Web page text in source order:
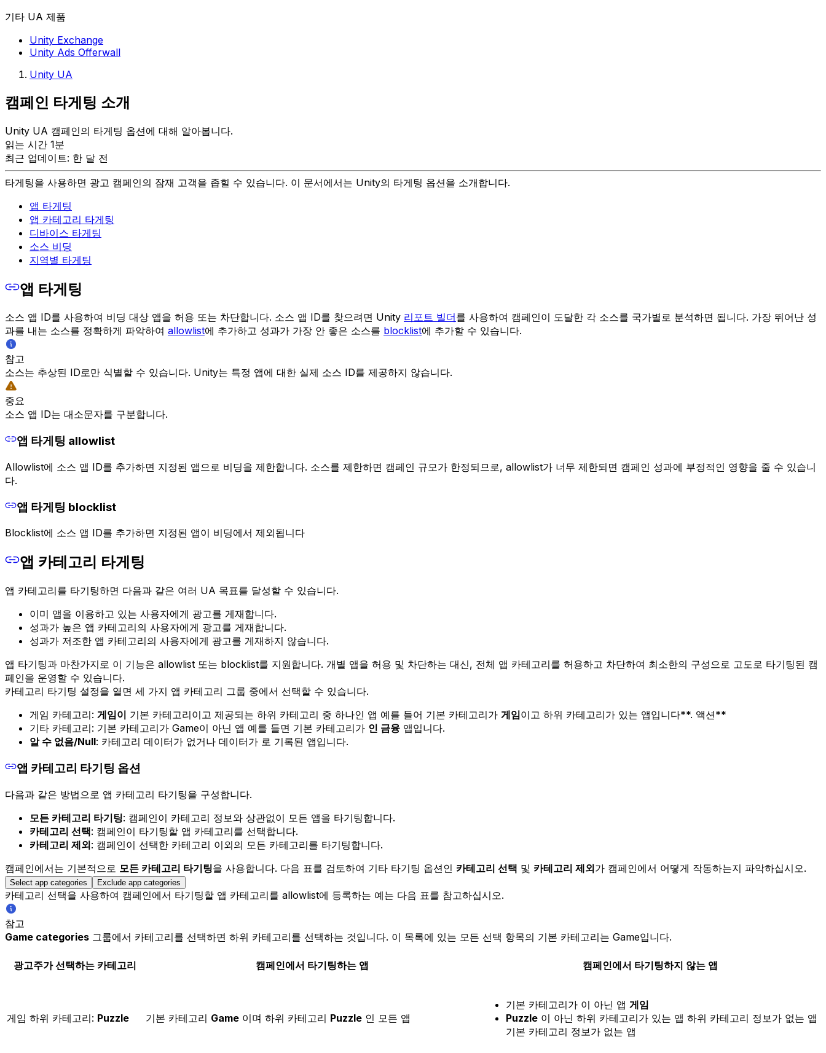
기타 UA 제품
Unity Exchange
Unity Ads Offerwall
Unity UA
캠페인 타게팅 소개
Unity UA 캠페인의 타게팅 옵션에 대해 알아봅니다.
읽는 시간 1분
최근 업데이트: 한 달 전
타게팅을 사용하면 광고 캠페인의 잠재 고객을 좁힐 수 있습니다. 이 문서에서는 Unity의 타게팅 옵션을 소개합니다.
앱 타게팅
앱 카테고리 타게팅
디바이스 타게팅
소스 비딩
지역별 타게팅
앱 타게팅
소스 앱 ID를 사용하여 비딩 대상 앱을 허용 또는 차단합니다. 소스 앱 ID를 찾으려면 Unity 리포트 빌더를 사용하여 캠페인이 도달한 각 소스를 국가별로 분석하면 됩니다. 가장 뛰어난 성
과를 내는 소스를 정확하게 파악하여 allowlist에 추가하고 성과가 가장 안 좋은 소스를 blocklist에 추가할 수 있습니다.
참고
소스는 추상된 ID로만 식별할 수 있습니다. Unity는 특정 앱에 대한 실제 소스 ID를 제공하지 않습니다.
중요
소스 앱 ID는 대소문자를 구분합니다.
앱 타게팅 allowlist
Allowlist에 소스 앱 ID를 추가하면 지정된 앱으로 비딩을 제한합니다. 소스를 제한하면 캠페인 규모가 한정되므로, allowlist가 너무 제한되면 캠페인 성과에 부정적인 영향을 줄 수 있습니
다.
앱 타게팅 blocklist
Blocklist에 소스 앱 ID를 추가하면 지정된 앱이 비딩에서 제외됩니다
앱 카테고리 타게팅
앱 카테고리를 타기팅하면 다음과 같은 여러 UA 목표를 달성할 수 있습니다.
이미 앱을 이용하고 있는 사용자에게 광고를 게재합니다.
성과가 높은 앱 카테고리의 사용자에게 광고를 게재합니다.
성과가 저조한 앱 카테고리의 사용자에게 광고를 게재하지 않습니다.
앱 타기팅과 마찬가지로 이 기능은 allowlist 또는 blocklist를 지원합니다. 개별 앱을 허용 및 차단하는 대신, 전체 앱 카테고리를 허용하고 차단하여 최소한의 구성으로 고도로 타기팅된 캠
페인을 운영할 수 있습니다.
카테고리 타기팅 설정을 열면 세 가지 앱 카테고리 그룹 중에서 선택할 수 있습니다.
게임 카테고리: 게임이 기본 카테고리이고 제공되는 하위 카테고리 중 하나인 앱 예를 들어 기본 카테고리가 게임이고 하위 카테고리가 있는 앱입니다**. 액션**
기타 카테고리: 기본 카테고리가 Game이 아닌 앱 예를 들면 기본 카테고리가 인 금융 앱입니다.
알 수 없음/Null: 카테고리 데이터가 없거나 데이터가 로 기록된 앱입니다.
앱 카테고리 타기팅 옵션
다음과 같은 방법으로 앱 카테고리 타기팅을 구성합니다.
모든 카테고리 타기팅: 캠페인이 카테고리 정보와 상관없이 모든 앱을 타기팅합니다.
카테고리 선택: 캠페인이 타기팅할 앱 카테고리를 선택합니다.
카테고리 제외: 캠페인이 선택한 카테고리 이외의 모든 카테고리를 타기팅합니다.
캠페인에서는 기본적으로 모든 카테고리 타기팅을 사용합니다. 다음 표를 검토하여 기타 타기팅 옵션인 카테고리 선택 및 카테고리 제외가 캠페인에서 어떻게 작동하는지 파악하십시오.
Select app categories Exclude app categories
카테고리 선택을 사용하여 캠페인에서 타기팅할 앱 카테고리를 allowlist에 등록하는 예는 다음 표를 참고하십시오.
참고
Game categories 그룹에서 카테고리를 선택하면 하위 카테고리를 선택하는 것입니다. 이 목록에 있는 모든 선택 항목의 기본 카테고리는 Game입니다.
광고주가 선택하는 카테고리 캠페인에서 타기팅하는 앱 캠페인에서 타기팅하지 않는 앱
게임 하위 카테고리: Puzzle 기본 카테고리 Game 이며 하위 카테고리 Puzzle 인 모든 앱
기본 카테고리가 이 아닌 앱 게임
Puzzle 이 아닌 하위 카테고리가 있는 앱 하위 카테고리 정보가 없는 앱
기본 카테고리 정보가 없는 앱